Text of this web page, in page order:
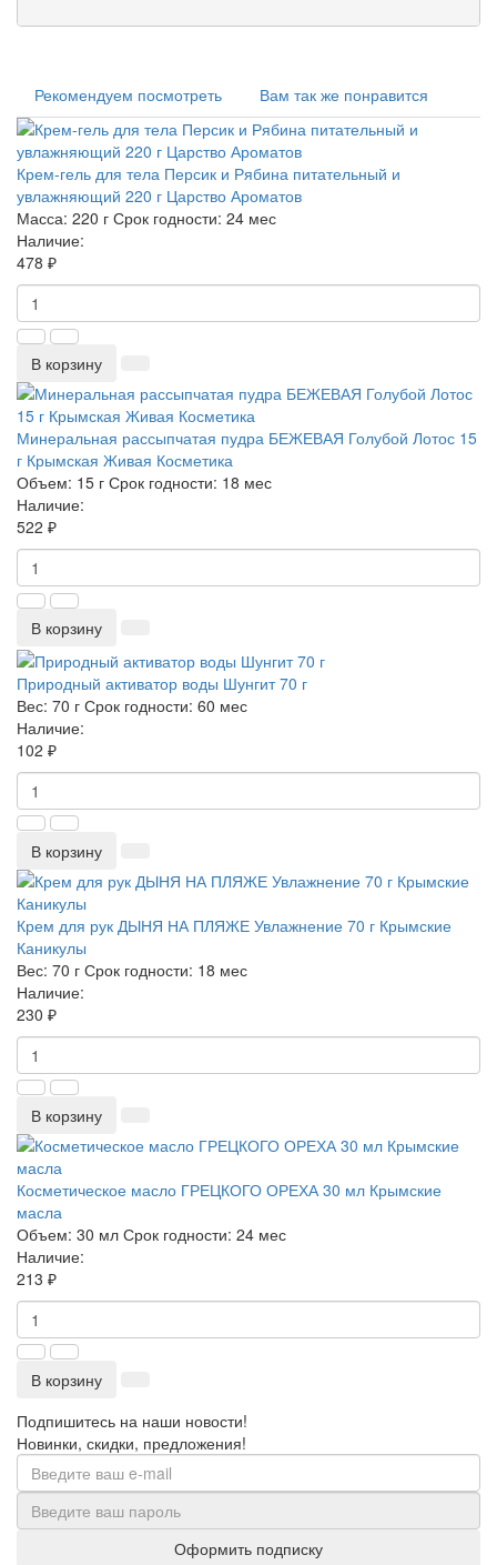
Рекомендуем посмотреть Вам так же понравится
Крем-гель для тела Персик и Рябина питательный и
увлажняющий 220 г Царство Ароматов
Масса: 220 г Срок годности: 24 мес
Наличие:
478 ₽
В корзину
Минеральная рассыпчатая пудра БЕЖЕВАЯ Голубой Лотос 15
г Крымская Живая Косметика
Объем: 15 г Срок годности: 18 мес
Наличие:
522 ₽
В корзину
Природный активатор воды Шунгит 70 г
Вес: 70 г Срок годности: 60 мес
Наличие:
102 ₽
В корзину
Крем для рук ДЫНЯ НА ПЛЯЖЕ Увлажнение 70 г Крымские
Каникулы
Вес: 70 г Срок годности: 18 мес
Наличие:
230 ₽
В корзину
Косметическое масло ГРЕЦКОГО ОРЕХА 30 мл Крымские
масла
Объем: 30 мл Срок годности: 24 мес
Наличие:
213 ₽
В корзину
Подпишитесь на наши новости!
Новинки, скидки, предложения!
Оформить подписку